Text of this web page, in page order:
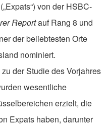
von der HSBC-
Reportauf Rang 8 und
der beliebtesten Orte
nominiert.
der Studie des Vorjahres
wesentliche
erzielt, die
Expats haben, darunter